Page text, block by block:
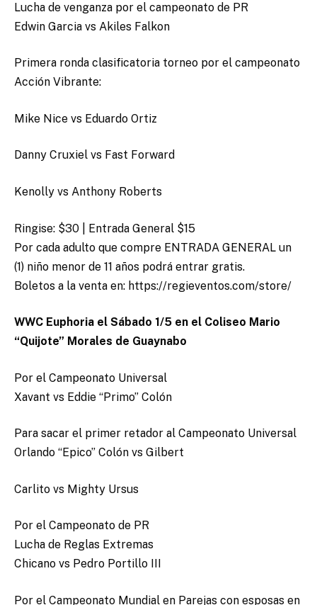
Lucha de venganza por el campeonato de PR
Edwin Garcia vs Akiles Falkon
Primera ronda clasificatoria torneo por el campeonato
Acción Vibrante:
Mike Nice vs Eduardo Ortiz
Danny Cruxiel vs Fast Forward
Kenolly vs Anthony Roberts
Ringise: $30 | Entrada General $15
Por cada adulto que compre ENTRADA GENERAL un
(1) niño menor de 11 años podrá entrar gratis.
Boletos a la venta en: https://regieventos.com/store/
WWC Euphoria el Sábado 1/5 en el Coliseo Mario
“Quijote” Morales de Guaynabo
Por el Campeonato Universal
Xavant vs Eddie “Primo” Colón
Para sacar el primer retador al Campeonato Universal
Orlando “Epico” Colón vs Gilbert
Carlito vs Mighty Ursus
Por el Campeonato de PR
Lucha de Reglas Extremas
Chicano vs Pedro Portillo III
Por el Campeonato Mundial en Parejas con esposas en